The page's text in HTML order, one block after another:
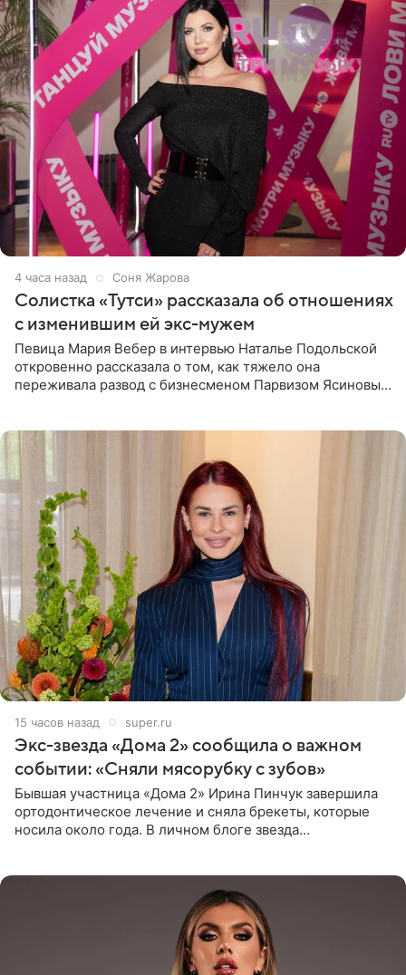
4 часа назад Соня Жарова
Солистка «Тутси» рассказала об отношениях
с изменившим ей экс-мужем
Певица Мария Вебер в интервью Наталье Подольской
откровенно рассказала о том, как тяжело она
переживала развод с бизнесменом Парвизом Ясиновым.
15 часов назад super.ru
Экс-звезда «Дома 2» сообщила о важном
событии: «Сняли мясорубку с зубов»
Бывшая участница «Дома 2» Ирина Пинчук завершила
ортодонтическое лечение и сняла брекеты, которые
носила около года. В личном блоге звезда